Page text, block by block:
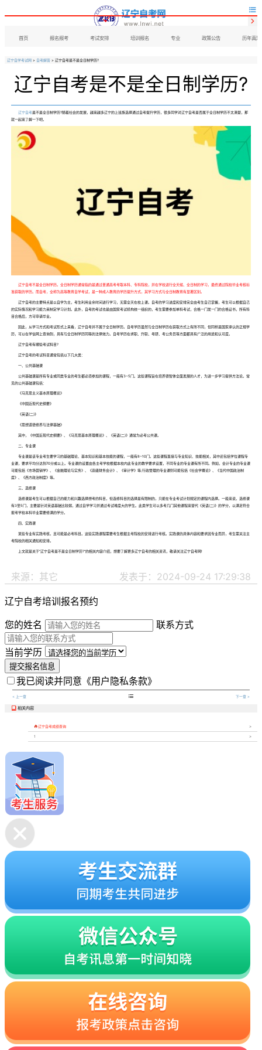

首页 报名报考 考试安排 培训报名 专业 政策公告 历年真题

辽宁自学考试网 > 自考解答 > 辽宁自考是不是全日制学历?
辽宁自考是不是全日制学历?
辽宁自考是不是全日制学历?随着社会的发展，越来越多辽宁的上班族选择通过自考提升学历，很多同学对辽宁自考是否属于全日制学历不太清楚，那
就一起来了解一下吧。
辽宁自考不是全日制学历。全日制学历通常指的是通过普通高考考取本科、专科院校，并在学校进行全天候、全日制的学习，最终通过院校毕业考核标
准获取的学历。而自考，全称为高等教育自学考试，是一种成人教育的学历提升方式，其学习方式与全日制教育有显著区别。
辽宁自考的主要特点是以自学为主，考生利用业余时间进行学习，无需全天在校上课。自考的学习进度和安排完全由考生自己掌握，考生可以根据自己
的实际情况和学习能力来制定学习计划。此外，自考的考试也是由国家考试机构统一组织的，考生需要参加单科考试，合格一门发一门的合格证书，所有科
目合格后，方可申请毕业。
因此，从学习方式和考试形式上来看，辽宁自考并不属于全日制学历。自考学历虽然与全日制学历在获取方式上有所不同，但同样是国家承认的正规学
历，可以在学信网上查询到，具有与全日制学历同等的法律效力。自考学历在求职、升职、考研、考公务员等方面都具有广泛的用途和认可度。
辽宁自考有哪些考试科目?
辽宁自考的考试科目通常包括以下几大类：
一、公共基础课
公共基础课是所有专业或同类专业的考生都必须参加的课程，一般有3~5门。这些课程旨在培养德智体全面发展的人才，为进一步学习提供方法论。常
见的公共基础课包括：
《马克思主义基本原理概论》
《中国近现代史纲要》
《英语(二)》
《思想道德修养与法律基础》
其中，《中国近现代史纲要》、《马克思基本原理概论》、《英语(二)》通常为必考公共课。
二、专业课
专业课是该专业考生要学习的基础理论、基本知识和基本技能的课程，一般有8~10门。这些课程直接与专业知识、技能相关，其中还包括学位课程专
业课，要求平均分达到70分或以上。专业课的设置由各主考学校根据本校内此专业的教学要求设置，不同专业的专业课有所不同。例如，会计专业的专业课
可能包括《市场营销学》、《金融理论与实务》、《高级财务会计》、《审计学》等;行政管理的专业课则可能包括《社会学概论》、《当代中国政治制
度》、《西方政治制度》等。
三、选修课
选修课是考生可以根据自己的能力和兴趣选择想考的科目，但选修科目的选择是有限制的，只能在专业考试计划规定的课程内选择。一般来说，选修课
有3至5门，主要是针对英语基础比较弱，通过自学学习并通过考试难度大的学生。此类学生可以多考几门其他课程来替代《英语(二)》的学分，以满足符合
报考学校本科毕业需要修满的学分。
四、实践课
某些专业有实践考核，且可能是必考科目。这些实践课程需要考生根据主考院校的安排进行考核。实践课的具体内容和要求因专业而异，考生需关注主
考院校的相关通知和安排。
上文就是关于“辽宁自考是不是全日制学历?”的相关内容介绍，想要了解更多辽宁自考的相关资讯，敬请关注辽宁自考网!
来源：其它 发表于：2024-09-24 17:29:38
辽宁自考培训报名预约
您的姓名
联系方式
当前学历
提交报名信息
我已阅读并同意 《用户隐私条款》
< 上一章  下一章 >
 相关内容
辽宁自考成绩查询
1